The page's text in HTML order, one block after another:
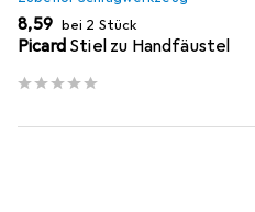
EUR
8,59 bei 2 Stück
Picard Stiel zu Handfäustel